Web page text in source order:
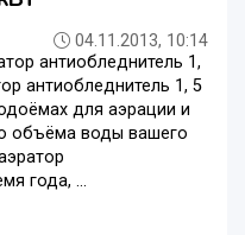
04.11.2013, 10:14
антиобледнитель 1,
антиобледнитель 1, 5
для аэрации и
объёма воды вашего
года, ...